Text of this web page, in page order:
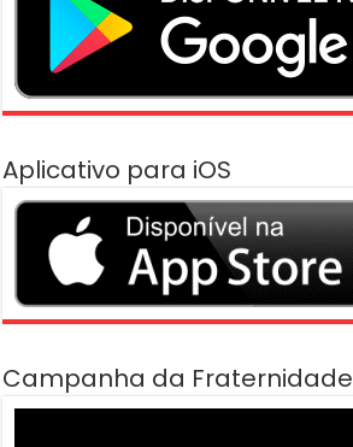
Aplicativo para iOS
Campanha da Fraternidade